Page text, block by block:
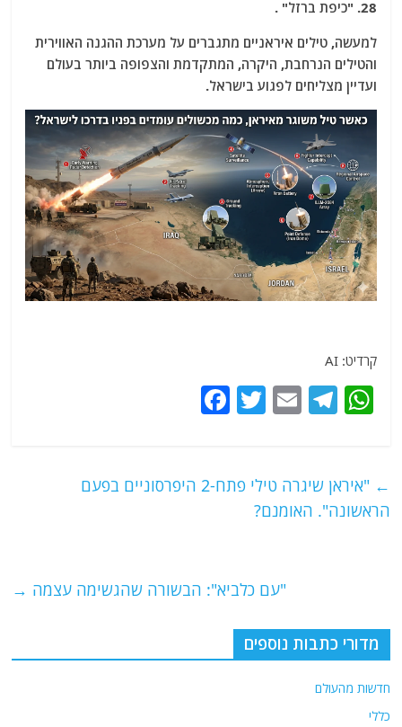
28. "כיפת ברזל" .
למעשה, טילים איראניים מתגברים על מערכת ההגנה האווירית
והטילים הנרחבת, היקרה, המתקדמת והצפופה ביותר בעולם
ועדיין מצליחים לפגוע בישראל.
קרדיט: AI
W
s
A
T
g
ra
E
l
T
er
e
k
←
"איראן שיגרה טילי פתח-2 היפרסוניים בפעם
הראשונה". האומנם?
"עם כלביא": הבשורה שהגשימה עצמה →
מדורי כתבות נוספים
חדשות מהעולם
כללי